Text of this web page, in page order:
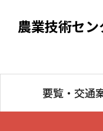
農業技術セ
要覧・交通